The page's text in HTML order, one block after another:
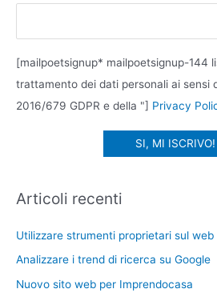
[mailpoetsignup* mailpoetsignup-144
trattamento dei dati personali ai sensi
2016/679 GDPR e della "] Privacy
Articoli recenti
Utilizzare strumenti proprietari sul web
Analizzare i trend di ricerca su Google
Nuovo sito web per Imprendocasa